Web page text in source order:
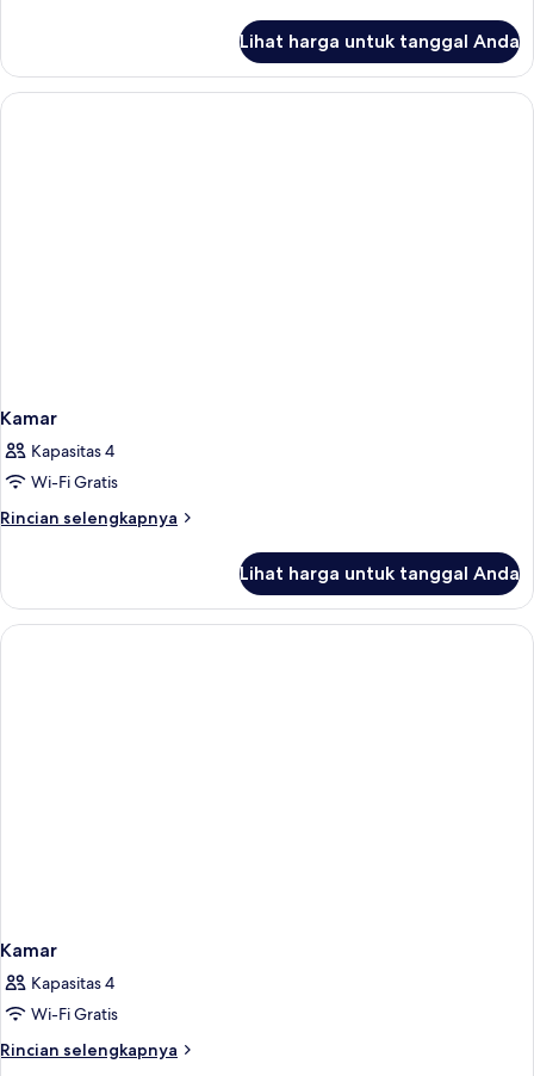
Kamar
Keluarga
(Superior)
Lihat harga untuk tanggal Anda
Kamar
Kapasitas 4
Wi-Fi Gratis
Rincian selengkapnya
Rincian
Kamar
Lihat harga untuk tanggal Anda
Kamar
Kapasitas 4
Wi-Fi Gratis
Rincian selengkapnya
Rincian